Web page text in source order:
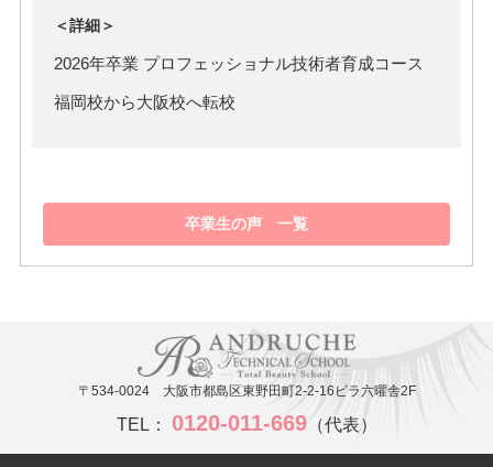
＜詳細＞
2026年卒業 プロフェッショナル技術者育成コース
福岡校から大阪校へ転校
卒業生の声 一覧
〒534-0024 大阪市都島区東野田町2-2-16ビラ六曜舎2F
TEL： 0120-011-669（代表）